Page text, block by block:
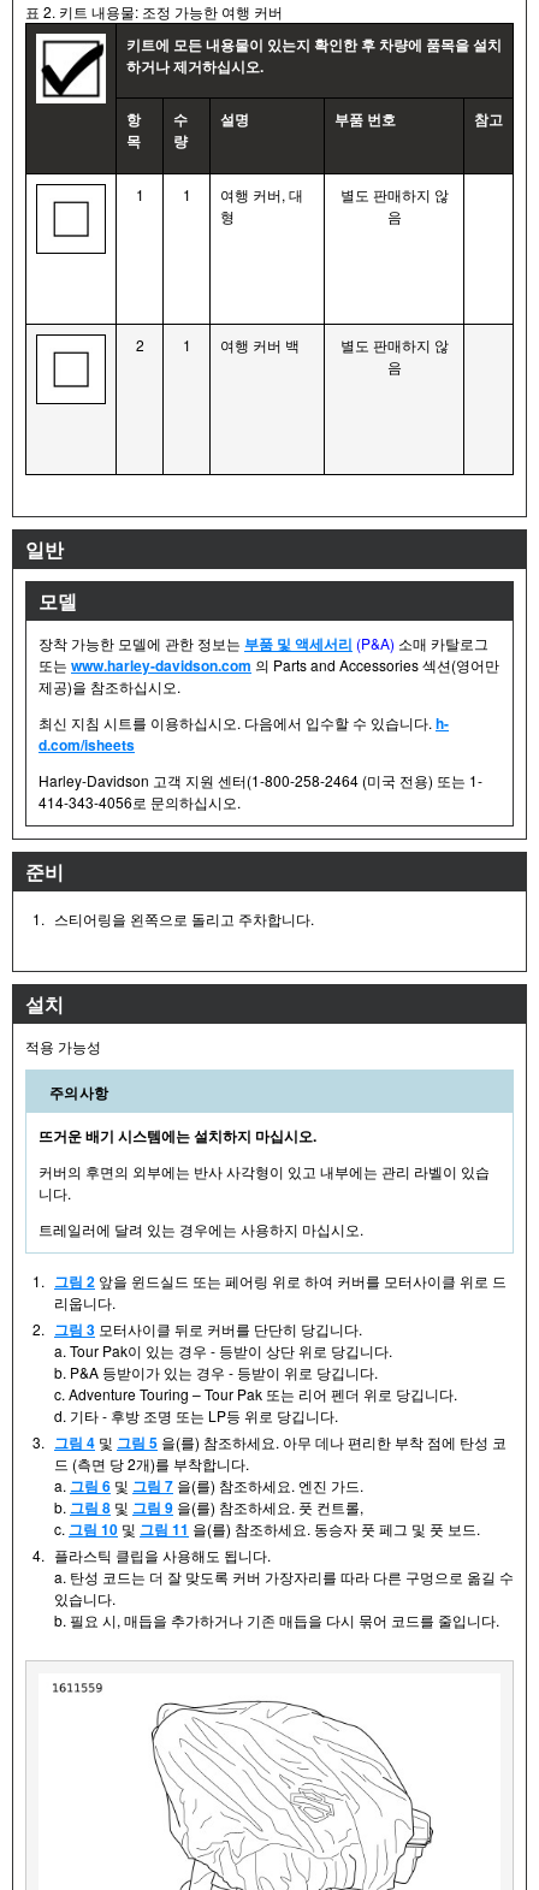
표 2. 키트 내용물: 조정 가능한 여행 커버
키트에 모든 내용물이 있는지 확인한 후 차량에 품목을 설치
하거나 제거하십시오.
항
목
수
량
설명 부품 번호 참고
1 1
여행 커버, 대
형
별도 판매하지 않
음
2 1 여행 커버 백
별도 판매하지 않
음
일반
모델
장착 가능한 모델에 관한 정보는 부품 및 액세서리 (P&A) 소매 카탈로그
또는 www.harley-davidson.com 의 Parts and Accessories 섹션(영어만
제공)을 참조하십시오.
최신 지침 시트를 이용하십시오. 다음에서 입수할 수 있습니다. h-
d.com/isheets
Harley-Davidson 고객 지원 센터(1-800-258-2464 (미국 전용) 또는 1-
414-343-4056로 문의하십시오.
준비
1. 스티어링을 왼쪽으로 돌리고 주차합니다.
설치
적용 가능성
주의사항
뜨거운 배기 시스템에는 설치하지 마십시오.
커버의 후면의 외부에는 반사 사각형이 있고 내부에는 관리 라벨이 있습
니다.
트레일러에 달려 있는 경우에는 사용하지 마십시오.
1. 그림 2 앞을 윈드실드 또는 페어링 위로 하여 커버를 모터사이클 위로 드
리웁니다.
2. 그림 3 모터사이클 뒤로 커버를 단단히 당깁니다.
a. Tour Pak이 있는 경우 - 등받이 상단 위로 당깁니다.
b. P&A 등받이가 있는 경우 - 등받이 위로 당깁니다.
c. Adventure Touring – Tour Pak 또는 리어 펜더 위로 당깁니다.
d. 기타 - 후방 조명 또는 LP등 위로 당깁니다.
3. 그림 4 및 그림 5 을(를) 참조하세요. 아무 데나 편리한 부착 점에 탄성 코
드 (측면 당 2개)를 부착합니다.
a. 그림 6 및 그림 7 을(를) 참조하세요. 엔진 가드.
b. 그림 8 및 그림 9 을(를) 참조하세요. 풋 컨트롤,
c. 그림 10 및 그림 11 을(를) 참조하세요. 동승자 풋 페그 및 풋 보드.
4. 플라스틱 클립을 사용해도 됩니다.
a. 탄성 코드는 더 잘 맞도록 커버 가장자리를 따라 다른 구멍으로 옮길 수
있습니다.
b. 필요 시, 매듭을 추가하거나 기존 매듭을 다시 묶어 코드를 줄입니다.